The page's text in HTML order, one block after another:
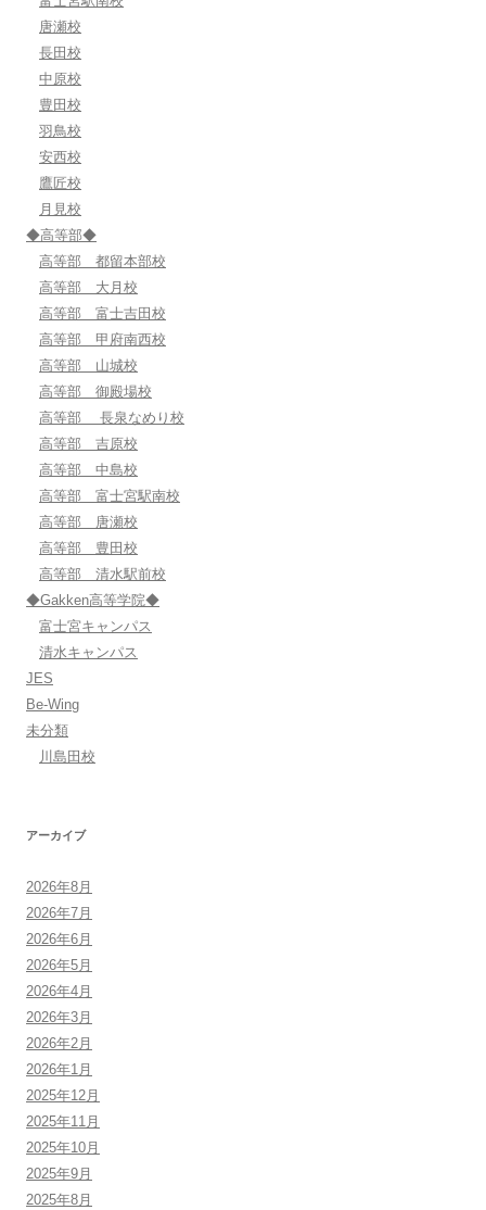
唐瀬校
長田校
中原校
豊田校
羽鳥校
安西校
鷹匠校
月見校
◆高等部◆
高等部 都留本部校
高等部 大月校
高等部 富士吉田校
高等部 甲府南西校
高等部 山城校
高等部 御殿場校
高等部 長泉なめり校
高等部 吉原校
高等部 中島校
高等部 富士宮駅南校
高等部 唐瀬校
高等部 豊田校
高等部 清水駅前校
◆Gakken高等学院◆
富士宮キャンパス
清水キャンパス
JES
Be-Wing
未分類
川島田校
アーカイブ
2026年8月
2026年7月
2026年6月
2026年5月
2026年4月
2026年3月
2026年2月
2026年1月
2025年12月
2025年11月
2025年10月
2025年9月
2025年8月